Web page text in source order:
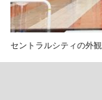
セントラルシティの外観